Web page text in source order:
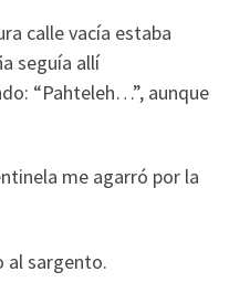
calle vacía estaba
seguía allí
“Pahteleh…”, aunque
me agarró por la
al sargento.